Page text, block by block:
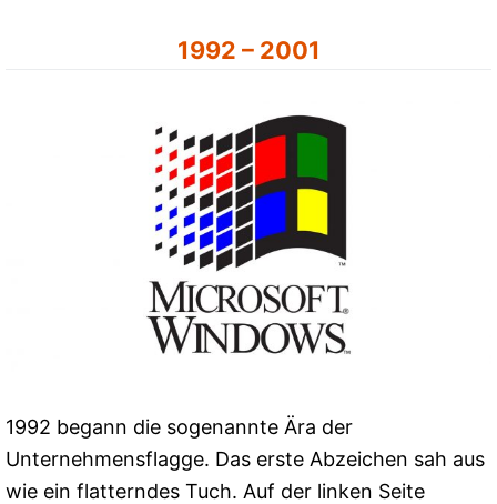
1992 – 2001
1992 begann die sogenannte Ära der
Unternehmensflagge. Das erste Abzeichen sah aus
wie ein flatterndes Tuch. Auf der linken Seite